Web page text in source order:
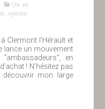
On en
,opticien
Clermont l’Hérault et
lance un mouvement
en
! N’hésitez pas
mon large